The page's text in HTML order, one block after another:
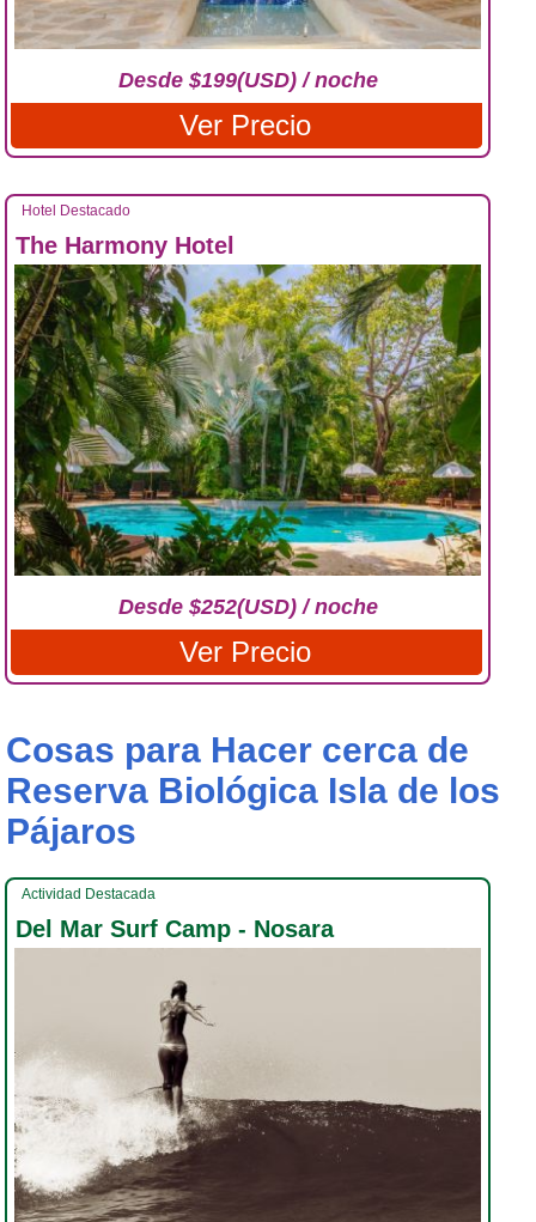
Desde $199(USD) / noche
Ver Precio
Hotel Destacado
The Harmony Hotel
Desde $252(USD) / noche
Ver Precio
Cosas para Hacer cerca de
Reserva Biológica Isla de los
Pájaros
Actividad Destacada
Del Mar Surf Camp - Nosara